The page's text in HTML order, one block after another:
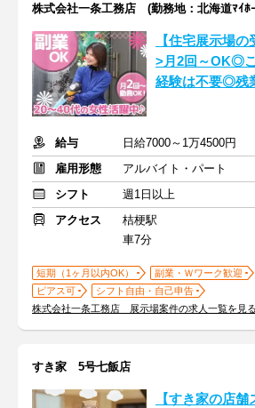
株式会社一条工務店 (勤務地：北海道ﾏｲﾎ
【住宅展示場
>月2回～OK◎
経験は不要◎残
給与
日給7000～1万4500円
雇用形態
アルバイト・パート
シフト
週1日以上
アクセス
桔梗駅
車7分
短期（1ヶ月以内OK） 副業・Ｗワーク歓迎
ピアス可
シフト自由・自己申告
株式会社一条工務店 展示場案件の求人一覧を見る
すき家 5号七飯店
【すき家の店